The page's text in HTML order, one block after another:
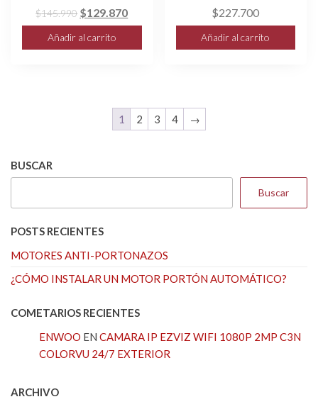
$145.990 El
precio
original
$129.870El
precio
actual
Añadir al carrito
$227.700
Añadir al carrito
1 2 3 4 →
BUSCAR
Buscar
POSTS RECIENTES
MOTORES ANTI-PORTONAZOS
¿CÓMO INSTALAR UN MOTOR PORTÓN AUTOMÁTICO?
COMETARIOS RECIENTES
ENWOO EN CAMARA IP EZVIZ WIFI 1080P 2MP C3N
COLORVU 24/7 EXTERIOR
ARCHIVO